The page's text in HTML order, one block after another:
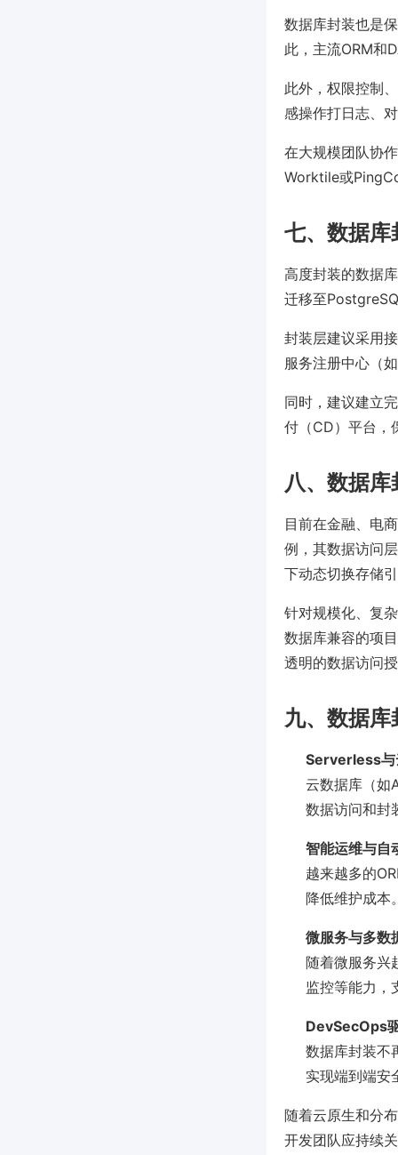
数据库封装也是
此，主流ORM和
此外，权限控制
感操作打日志、
在大规模团队协
Worktile或
七、数据库
高度封装的数据
迁移至
封装层建议采用
服务注册中心（
同时，建议建立
付（CD）平台，
八、数据
目前在金融、电
例，其数据访问
下动态切换存储
针对规模化、复
数据库兼容的项
透明的数据访问
九、数据
Serverless与
云数据库（如
数据访问和封
智能运维与自
越来越多的
降低维护成本
微服务与多数
随着微服务兴
监控等能力，
DevSecOps
数据库封装不
实现端到端安
随着云原生和分
开发团队应持续